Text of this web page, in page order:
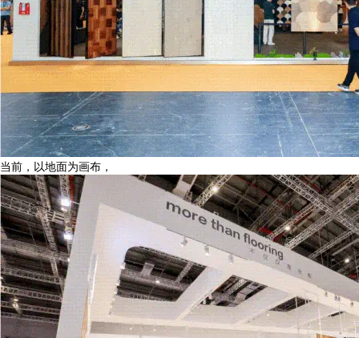
当前，以地面为画布，